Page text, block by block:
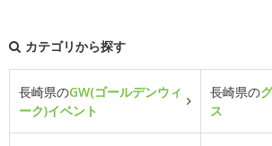
カテゴリから探す
長崎県のGW(ゴールデンウィ
ーク)イベント
長崎県の
ス